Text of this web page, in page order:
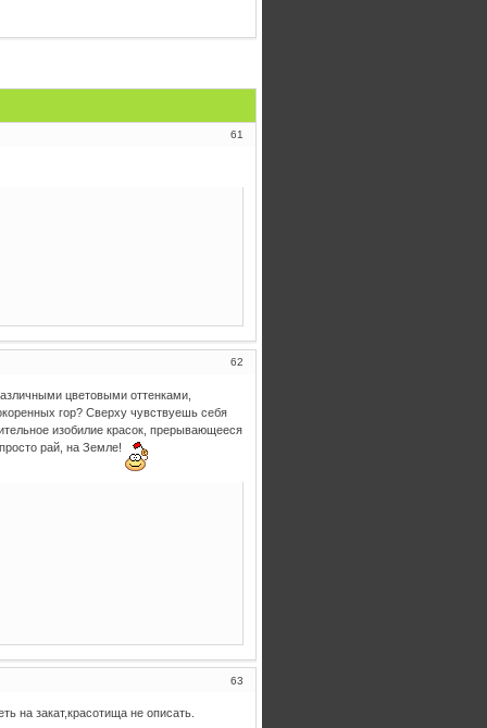
61
62
цветовыми оттенками,
гор? Сверху чувствуешь себя
изобилие красок, прерывающееся
рай, на Земле!
63
на закат,красотища не описать.